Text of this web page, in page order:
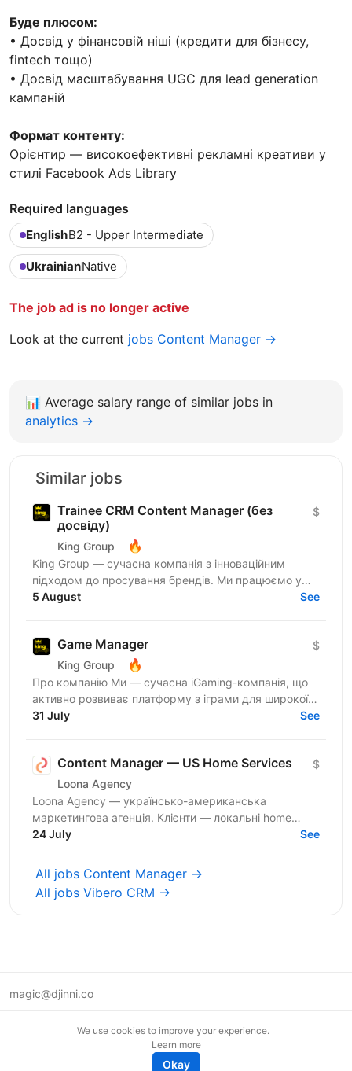
Буде плюсом:
• Досвід у фінансовій ніші (кредити для бізнесу,
fintech тощо)
• Досвід масштабування UGC для lead generation
кампаній
Формат контенту:
Орієнтир — високоефективні рекламні креативи у
стилі Facebook Ads Library
Required languages
EnglishB2 - Upper Intermediate
UkrainianNative
The job ad is no longer active
Look at the current jobs Content Manager →
📊 Average salary range of similar jobs in
analytics →
Similar jobs
Trainee CRM Content Manager (без
досвіду)
King Group 🔥
$
King Group — сучасна компанія з інноваційним
підходом до просування брендів. Ми працюємо у
сфері iGaming та маємо три власні успішні
5 August See
Game Manager
King Group 🔥
$
Про компанію Ми — сучасна iGaming-компанія, що
активно розвиває платформу з іграми для широкої
аудиторії. Наша мета — забезпечити гравцям
31 July See
Content Manager — US Home Services
Loona Agency
$
Loona Agency — українсько-американська
маркетингова агенція. Клієнти — локальні home
services компанії у США та Канаді: Roofing, HVAC,
24 July See
All jobs Content Manager →
All jobs Vibero CRM →
magic@djinni.co
We use cookies to improve your experience.
Learn more
Okay